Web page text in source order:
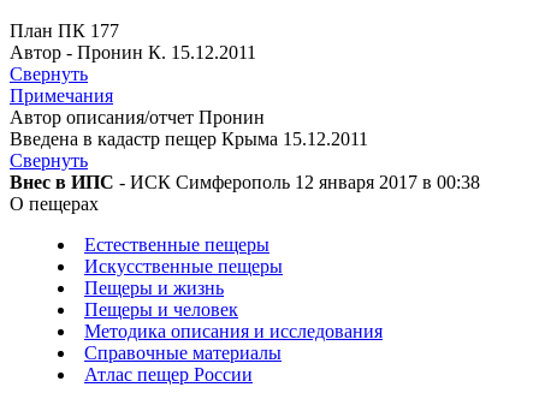
План ПК 177
Автор - Пронин К. 15.12.2011
Свернуть
Примечания
Автор описания/отчет Пронин
Введена в кадастр пещер Крыма 15.12.2011
Свернуть
Внес в ИПС - ИСК Симферополь 12 января 2017 в 00:38
О пещерах
Естественные пещеры
Искусственные пещеры
Пещеры и жизнь
Пещеры и человек
Методика описания и исследования
Справочные материалы
Атлас пещер России